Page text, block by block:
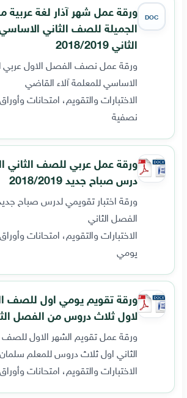
DOC
ورقة عمل شهر آذار لغة عربية
الجميلة للصف الثاني
الثاني 2018/2019
ورقة عمل نصف الفصل الاول عربي
الاساسي للمعلمة آلاء القاضي
الاختبارات والتقويم، امتحانات
نصفية
ورقة عمل عربي للصف الثاني
درس صباح جديد 2018/2019
ورقة اختبار تقويمي لدرس صباح
الفصل الثاني
الاختبارات والتقويم، امتحانات
يومي
ورقة تقويم يومي اول للصف
لاول ثلاث دروس من الفصل
ورقة عمل تقويم الشهر الاول للصف
الثاني اول ثلاث دروس للمعلم
الاختبارات والتقويم، امتحانات